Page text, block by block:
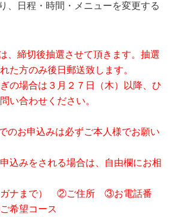
、日程・時間・メニューを変更する
、締切後抽選させて頂きます。抽選
た方のみ後日郵送致します。
の場合は３月２７日（木）以降、ひ
い合わせください。
のお申込みは必ずご本人様でお願い
込みをされる場合は、自由欄にお相
ナまで） ②ご住所 ③お電話番
望コース